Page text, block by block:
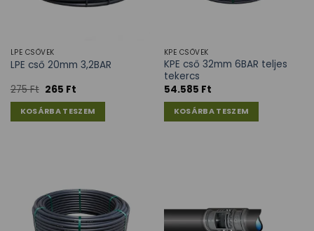
LPE CSÖVEK
LPE cső 20mm 3,2BAR
275Ft 265 Ft
KOSÁRBA TESZEM
KPE CSÖVEK
KPE cső 32mm 6BAR teljes
tekercs
54.585 Ft
KOSÁRBA TESZEM